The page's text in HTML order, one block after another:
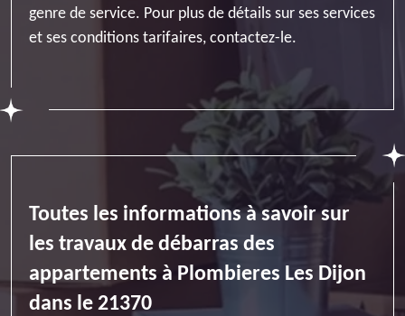
genre de service. Pour plus de détails sur ses services
et ses conditions tarifaires, contactez-le.
Toutes les informations à savoir sur
les travaux de débarras des
appartements à Plombieres Les Dijon
dans le 21370